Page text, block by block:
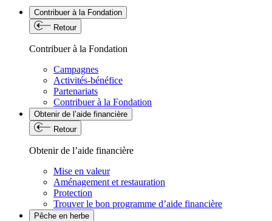
Contribuer à la Fondation
Retour
Contribuer à la Fondation
Campagnes
Activités-bénéfice
Partenariats
Contribuer à la Fondation
Obtenir de l’aide financière
Retour
Obtenir de l’aide financière
Mise en valeur
Aménagement et restauration
Protection
Trouver le bon programme d’aide financière
Pêche en herbe